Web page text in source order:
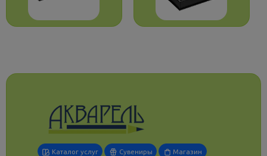
Каталог услуг Сувениры Магазин